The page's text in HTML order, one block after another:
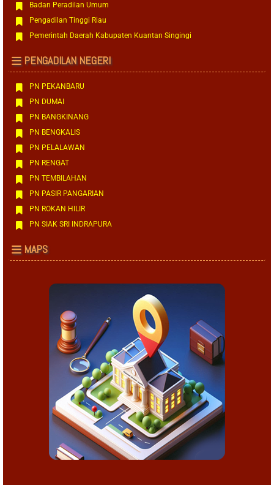
Badan Peradilan Umum
Pengadilan Tinggi Riau
Pemerintah Daerah Kabupaten Kuantan Singingi
PENGADILAN NEGERI
PN PEKANBARU
PN DUMAI
PN BANGKINANG
PN BENGKALIS
PN PELALAWAN
PN RENGAT
PN TEMBILAHAN
PN PASIR PANGARIAN
PN ROKAN HILIR
PN SIAK SRI INDRAPURA
MAPS